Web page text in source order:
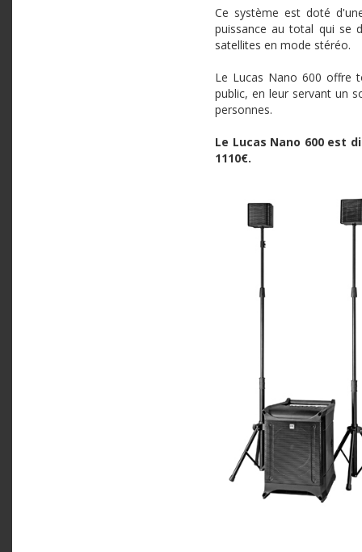
Ce système est doté
puissance au total qui se
satellites en mode stéréo.
Le Lucas Nano 600 offre
public, en leur servant un
personnes.
Le Lucas Nano 600 est
1110€.